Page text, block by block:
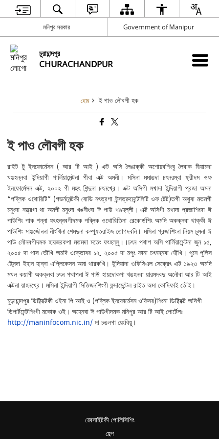
মনিপুর সরকার Government of Manipur
চুরাচান্দপুর
CHURACHANDPUR
হোম ই পাও লৌবগী হক
ই পাও লৌবগী হক
রাইট টু ইনফোর্মেসন ( আর টি আই ) এক্ট অসি লৈঙাক্কী অশোয়বশিংবু লৈবাক মীয়ামদা
খঙহন্নবা ইন্দিয়াগী পার্লিয়ামেন্টনা পীবা এক্ট অমনী। মসিনা মমাঙদা চৎনরম্বা ফ্রীদম ওফ
ইনফোর্মেসন এক্ট, ২০০২ গী মহুৎ শিন্দুনা চৎনখ্রে। এক্ট অসিগী মখাদা ইন্দিয়াগী প্রজা অমনা
“পব্লিক ওথোরিটি” (গভর্নমেন্টকী বোডি নৎত্রগা ইন্সত্রুমেন্টেলিটি ওফ ষ্টেট)তগী অথুবা মতমগী
মনুংদা নত্ত্রগা থা অমগী মনুংদা খঙনীংবা ঈ পাউ খঙহল্লী। এক্ট অসিগী মখাদা প্রজাশিংদা ঈ
পাউশিং পাক শন্না ফংহন্নবগীদমক পব্লিক ওথোরিতিনা রেকোর্ডশিং অমদি অকক্নবা থাক্কী ঈ
পাউশিং মাঙজৌননা নীংথিনা শেমদুনা কম্প্যুতরাইজ তৌগদবনি। মসিনা প্রজাশিংনা নিয়ম চুমনা ঈ
পাউ লৌনবগীদমক হায়জরকপা মতমদা মতেং ফংহল্লু।।চৎন পথাপ অসি পার্লিয়ামেন্টনা জুন ১৫,
২০০৫ দা পাস তৌখি অমদি ওক্তোবর ১২, ২০০৫ দা মপুং ফানা চৎনহনবা হৌখি। পুনে পুলিস
ষ্টেসন্দা ইহান হান্না এপ্লিকেসন অমা থারকখি। ইন্দিয়াদা ওফিসিএল সেক্রেৎ এক্ট ১৯২৩ অমদি
মখল কয়াগী অকক্নবা চৎন পথাপনা ঈ পাউ হায়দোকপা খঙহনবা য়ারমদবদু অনৌবা আর টি আই
এক্টনা য়াহনখ্রে। মসিনা ইন্দিয়াগী সিতিজনশিংগী ফন্দামেন্টেল রাইত অমা কোদিফাই তৌই।
চুড়াচান্দপুর ডিষ্ট্রিক্টকী ওইনা পি আই ও (পব্লিক ইনফোর্মেসন ওফিসর)শিংনা ডিষ্ট্রিক্ট অসিগী
ডিপার্টমেন্টশিংগী মকোক ওই। অহেনবা ঈ পাউগীদমক মনিপুর আর টি আই পোর্টেলঃ
http://maninfocom.nic.in/দা চঙলগা য়েংবিয়ু।
ৱেবসাইটকী পোলিসিশিং
হেল্প